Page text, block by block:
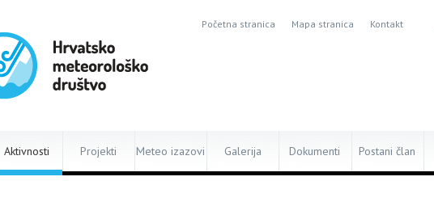
Početna stranica Mapa stranica Kontakt
Aktivnosti Projekti Meteo izazovi Galerija Dokumenti Postani član